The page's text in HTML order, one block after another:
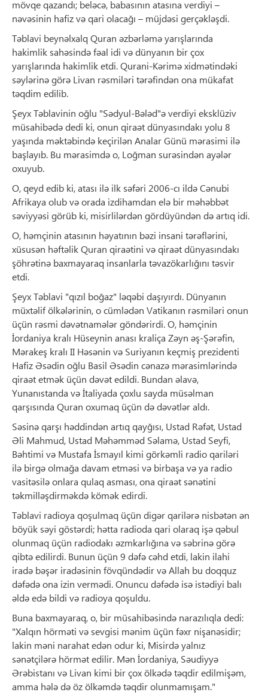
mövqe qazandı; beləcə, babasının atasına verdiyi –
nəvəsinin hafiz və qari olacağı – müjdəsi gerçəkləşdi.
Təblavi beynəlxalq Quran əzbərləmə yarışlarında
hakimlik sahəsində fəal idi və dünyanın bir çox
yarışlarında hakimlik etdi. Qurani-Kərimə xidmətindəki
səylərinə görə Livan rəsmiləri tərəfindən ona mükafat
təqdim edilib.
Şeyx Təblavinin oğlu "Sədyul-Bələd"ə verdiyi eksklüziv
müsahibədə dedi ki, onun qiraət dünyasındakı yolu 8
yaşında məktəbində keçirilən Analar Günü mərasimi ilə
başlayıb. Bu mərasimdə o, Loğman surəsindən ayələr
oxuyub.
O, qeyd edib ki, atası ilə ilk səfəri 2006-cı ildə Cənubi
Afrikaya olub və orada izdihamdan elə bir məhəbbət
səviyyəsi görüb ki, misirlilərdən gördüyündən də artıq idi.
O, həmçinin atasının həyatının bəzi insani tərəflərini,
xüsusən həftəlik Quran qiraətini və qiraət dünyasındakı
şöhrətinə baxmayaraq insanlarla təvazökarlığını təsvir
etdi.
Şeyx Təblavi "qızıl boğaz" ləqəbi daşıyırdı. Dünyanın
müxtəlif ölkələrinin, o cümlədən Vatikanın rəsmiləri onun
üçün rəsmi dəvətnamələr göndərirdi. O, həmçinin
İordaniya kralı Hüseynin anası kraliça Zəyn əş-Şərəfin,
Mərakeş kralı II Həsənin və Suriyanın keçmiş prezidenti
Hafiz Əsədin oğlu Basil Əsədin cənazə mərasimlərində
qiraət etmək üçün dəvət edildi. Bundan əlavə,
Yunanıstanda və İtaliyada çoxlu sayda müsəlman
qarşısında Quran oxumaq üçün də dəvətlər aldı.
Səsinə qarşı həddindən artıq qayğısı, Ustad Rəfət, Ustad
Əli Mahmud, Ustad Məhəmməd Səlamə, Ustad Seyfi,
Bəhtimi və Mustafa İsmayıl kimi görkəmli radio qariləri
ilə birgə olmağa davam etməsi və birbaşa və ya radio
vasitəsilə onlara qulaq asması, ona qiraət sənətini
təkmilləşdirməkdə kömək edirdi.
Təblavi radioya qoşulmaq üçün digər qarilərə nisbətən ən
böyük səyi göstərdi; hətta radioda qari olaraq işə qəbul
olunmaq üçün radiodakı əzmkarlığına və səbrinə görə
qibtə edilirdi. Bunun üçün 9 dəfə cəhd etdi, lakin ilahi
iradə bəşər iradəsinin fövqündədir və Allah bu doqquz
dəfədə ona izin vermədi. Onuncu dəfədə isə istədiyi balı
əldə edə bildi və radioya qoşuldu.
Buna baxmayaraq, o, bir müsahibəsində narazılıqla dedi:
"Xalqın hörməti və sevgisi mənim üçün fəxr nişanəsidir;
lakin məni narahat edən odur ki, Misirdə yalnız
sənətçilərə hörmət edilir. Mən İordaniya, Səudiyyə
Ərəbistanı və Livan kimi bir çox ölkədə təqdir edilmişəm,
amma hələ də öz ölkəmdə təqdir olunmamışam."